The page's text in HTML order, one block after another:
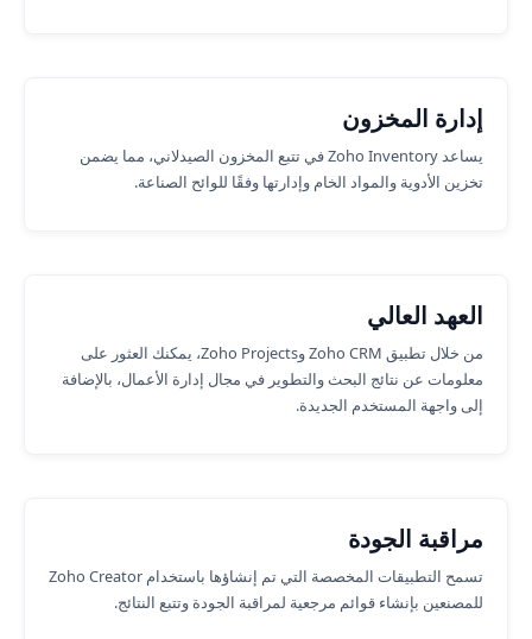
إدارة المخزون
يساعد Zoho Inventory في تتبع المخزون الصيدلاني، مما يضمن
تخزين الأدوية والمواد الخام وإدارتها وفقًا للوائح الصناعة.
العهد العالي
من خلال تطبيق Zoho CRM وZoho Projects، يمكنك العثور على
معلومات عن نتائج البحث والتطوير في مجال إدارة الأعمال، بالإضافة
إلى واجهة المستخدم الجديدة.
مراقبة الجودة
تسمح التطبيقات المخصصة التي تم إنشاؤها باستخدام Zoho Creator
للمصنعين بإنشاء قوائم مرجعية لمراقبة الجودة وتتبع النتائج.